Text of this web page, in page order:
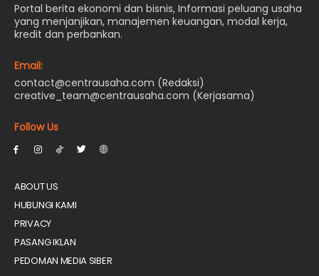
Portal berita ekonomi dan bisnis, Informasi peluang usaha
yang menjanjikan, manajemen keuangan, modal kerja,
kredit dan perbankan.
Email:
contact@centrausaha.com (Redaksi)
creative_team@centrausaha.com (Kerjasama)
Follow Us
ABOUT US
HUBUNGI KAMI
PRIVACY
PASANG IKLAN
PEDOMAN MEDIA SIBER